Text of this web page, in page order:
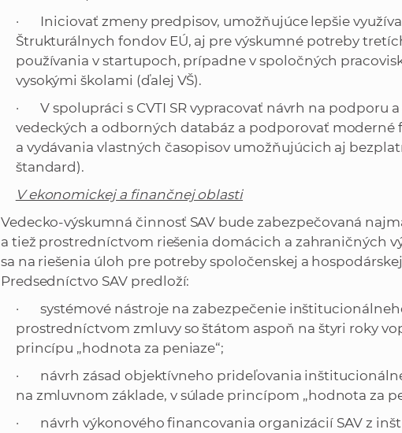
· Iniciovať zmeny predpisov, umožňujúce lepšie
Štrukturálnych fondov EÚ, aj pre výskumné potreby
používania v startupoch, prípadne v spoločných
vysokými školami (ďalej VŠ).
· V spolupráci s CVTI SR vypracovať návrh na podporu
vedeckých a odborných databáz a podporovať moderné
a vydávania vlastných časopisov umožňujúcich aj
štandard).
V ekonomickej a finančnej oblasti
Vedecko-výskumná činnosť SAV bude zabezpečovaná
a tiež prostredníctvom riešenia domácich a zahraničných
sa na riešenia úloh pre potreby spoločenskej a
Predsedníctvo SAV predloží:
· systémové nástroje na zabezpečenie
prostredníctvom zmluvy so štátom aspoň na štyri roky
princípu „hodnota za peniaze“;
· návrh zásad objektívneho prideľovania
na zmluvnom základe, v súlade princípom „hodnota za
· návrh výkonového financovania organizácií SAV z